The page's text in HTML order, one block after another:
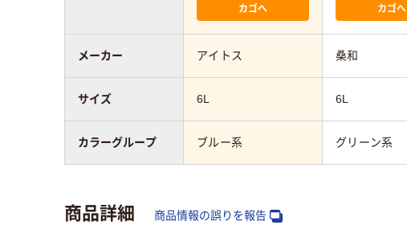
カゴへ カゴへ
アイトス 桑和
6L 6L
ブルー系 グリーン系
メーカー
サイズ
カラーグループ
商品詳細 商品情報の誤りを報告